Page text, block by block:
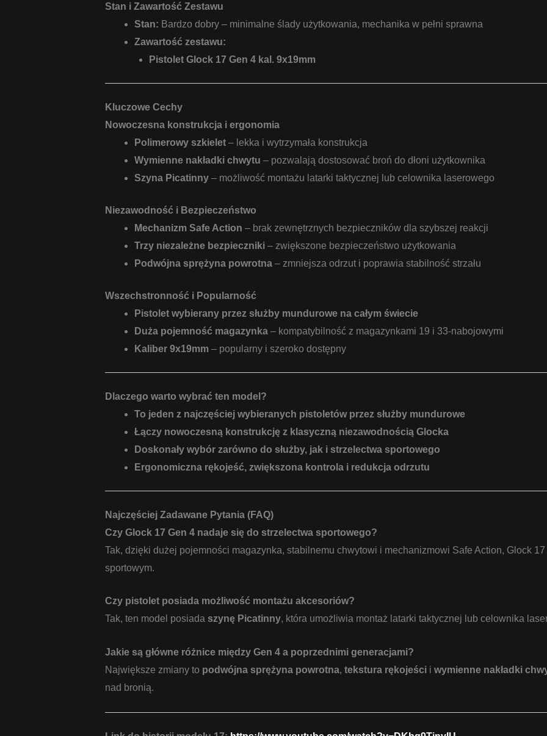
Stan i Zawartość Zestawu
Stan: Bardzo dobry – minimalne ślady użytkowania, mechanika w pełni sprawna
Zawartość zestawu:
Pistolet Glock 17 Gen 4 kal. 9x19mm
Kluczowe Cechy
Nowoczesna konstrukcja i ergonomia
Polimerowy szkielet – lekka i wytrzymała konstrukcja
Wymienne nakładki chwytu – pozwalają dostosować broń do dłoni użytkownika
Szyna Picatinny – możliwość montażu latarki taktycznej lub celownika laserowego
Niezawodność i Bezpieczeństwo
Mechanizm Safe Action – brak zewnętrznych bezpieczników dla szybszej reakcji
Trzy niezależne bezpieczniki – zwiększone bezpieczeństwo użytkowania
Podwójna sprężyna powrotna – zmniejsza odrzut i poprawia stabilność strzału
Wszechstronność i Popularność
Pistolet wybierany przez służby mundurowe na całym świecie
Duża pojemność magazynka – kompatybilność z magazynkami 19 i 33-nabojowymi
Kaliber 9x19mm – popularny i szeroko dostępny
Dlaczego warto wybrać ten model?
To jeden z najczęściej wybieranych pistoletów przez służby mundurowe
Łączy nowoczesną konstrukcję z klasyczną niezawodnością Glocka
Doskonały wybór zarówno do służby, jak i strzelectwa sportowego
Ergonomiczna rękojeść, zwiększona kontrola i redukcja odrzutu
Najczęściej Zadawane Pytania (FAQ)
Czy Glock 17 Gen 4 nadaje się do strzelectwa sportowego?
Tak, dzięki dużej pojemności magazynka, stabilnemu chwytowi i mechanizmowi Safe Action, Glock
sportowym.
Czy pistolet posiada możliwość montażu akcesoriów?
Tak, ten model posiada szynę Picatinny, która umożliwia montaż latarki taktycznej lub celownika
Jakie są główne różnice między Gen 4 a poprzednimi generacjami?
Największe zmiany to podwójna sprężyna powrotna, tekstura rękojeści i wymienne nakładki
nad bronią.